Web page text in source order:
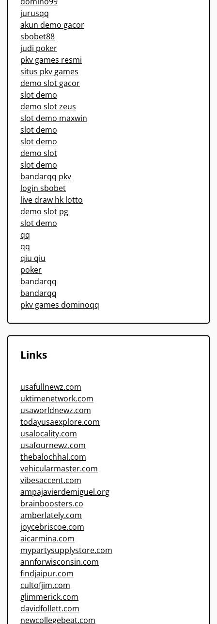
jurusqq
akun demo gacor
sbobet88
judi poker
pkv games resmi
situs pkv games
demo slot gacor
slot demo
demo slot zeus
slot demo maxwin
slot demo
slot demo
demo slot
slot demo
bandarqq pkv
login sbobet
live draw hk lotto
demo slot pg
slot demo
qq
qq
qiu qiu
poker
bandarqq
bandarqq
pkv games dominoqq
Links
usafullnewz.com
uktimenetwork.com
usaworldnewz.com
todayusaexplore.com
usalocality.com
usafournewz.com
thebalochhal.com
vehicularmaster.com
vibesaccent.com
ampajavierdemiguel.org
brainboosters.co
amberlately.com
joycebriscoe.com
aicarmina.com
mypartysupplystore.com
annforwisconsin.com
findjaipur.com
cultofjim.com
glimmerick.com
davidfollett.com
newcollegebeat.com